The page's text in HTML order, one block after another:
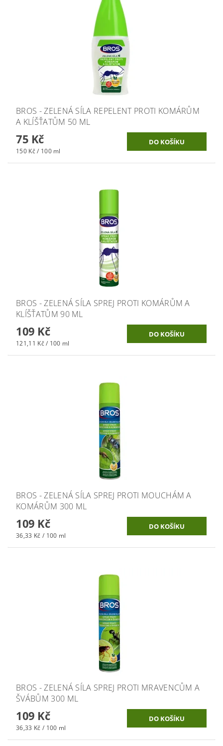
BROS - ZELENÁ SÍLA REPELENT PROTI KOMÁRŮM
A KLÍŠŤATŮM 50 ML
75 Kč
150 Kč / 100 ml
BROS - ZELENÁ SÍLA SPREJ PROTI KOMÁRŮM A
KLÍŠŤATŮM 90 ML
109 Kč
121,11 Kč / 100 ml
BROS - ZELENÁ SÍLA SPREJ PROTI MOUCHÁM A
KOMÁRŮM 300 ML
109 Kč
36,33 Kč / 100 ml
BROS - ZELENÁ SÍLA SPREJ PROTI MRAVENCŮM A
ŠVÁBŮM 300 ML
109 Kč
36,33 Kč / 100 ml